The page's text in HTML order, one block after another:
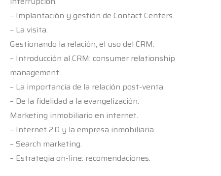
– Implantación y gestión de Contact Centers.
– La visita.
Gestionando la relación, el uso del CRM.
– Introducción al CRM: consumer relationship
management.
– La importancia de la relación post-venta.
– De la fidelidad a la evangelización.
Marketing inmobiliario en internet.
– Internet 2.0 y la empresa inmobiliaria.
– Search marketing.
– Estrategia on-line: recomendaciones.